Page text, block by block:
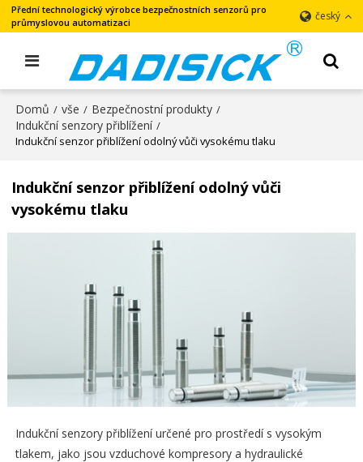
Přední technologický výrobce bezpečnostních senzorů pro
průmyslovou automatizaci
český
Domů / vše / Bezpečnostní produkty /
Indukční senzory přiblížení /
Indukční senzor přiblížení odolný vůči vysokému tlaku
Indukční senzor přiblížení odolný vůči
vysokému tlaku
Indukční senzory přiblížení určené pro prostředí s vysokým
tlakem, jako jsou vzduchové kompresory a hydraulické